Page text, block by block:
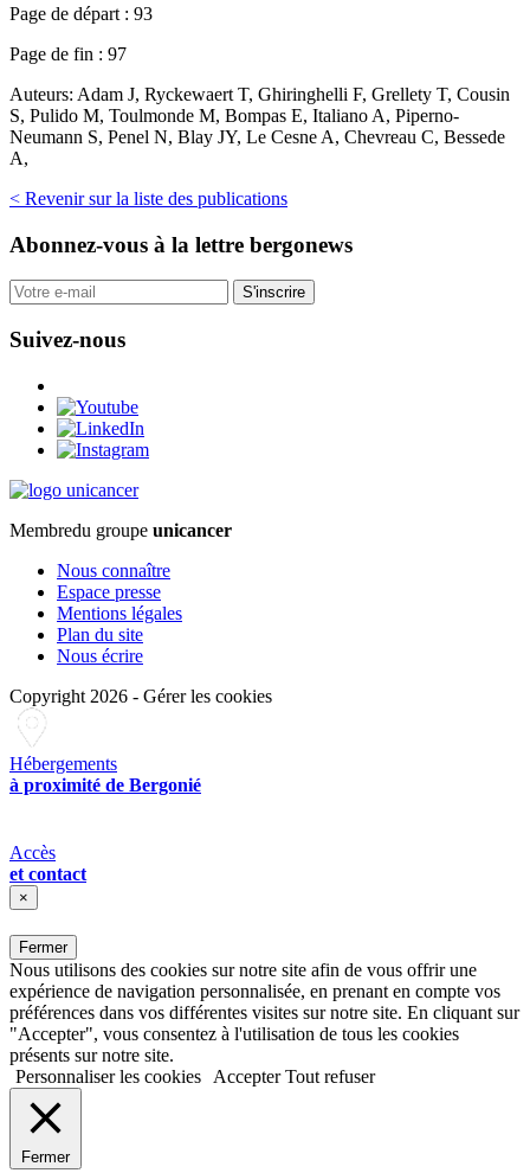
Page de départ : 93
Page de fin : 97
Auteurs: Adam J, Ryckewaert T, Ghiringhelli F, Grellety T, Cousin
S, Pulido M, Toulmonde M, Bompas E, Italiano A, Piperno-
Neumann S, Penel N, Blay JY, Le Cesne A, Chevreau C, Bessede
A,
< Revenir sur la liste des publications
Abonnez-vous à la lettre bergonews
S'inscrire
Suivez-nous
Membredu groupe unicancer
Nous connaître
Espace presse
Mentions légales
Plan du site
Nous écrire
Copyright 2026 - Gérer les cookies
Hébergements
à proximité de Bergonié
Accès
et contact
×
Fermer
Nous utilisons des cookies sur notre site afin de vous offrir une
expérience de navigation personnalisée, en prenant en compte vos
préférences dans vos différentes visites sur notre site. En cliquant sur
"Accepter", vous consentez à l'utilisation de tous les cookies
présents sur notre site.
Personnaliser les cookies
Accepter Tout refuser
Fermer